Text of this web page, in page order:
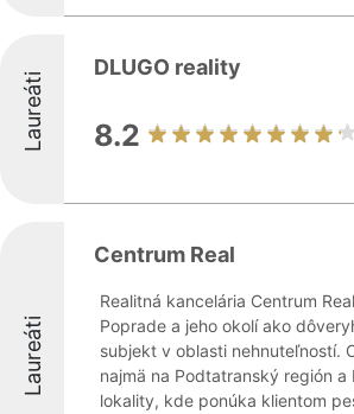
Laureáti
DLUGO reality
8.2
Laureáti
Centrum Real
Realitná kancelária Centrum
Poprade a jeho okolí ako
subjekt v oblasti nehnuteľností.
najmä na Podtatranský región a
lokality, kde ponúka klientom